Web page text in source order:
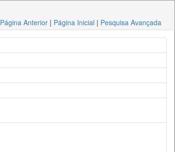
Página Anterior | Página Inicial | Pesquisa Avançada